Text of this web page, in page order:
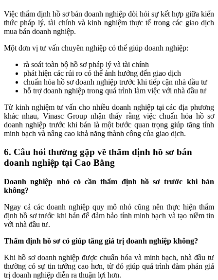
Việc thẩm định hồ sơ bán doanh nghiệp đòi hỏi sự kết hợp giữa kiến
thức pháp lý, tài chính và kinh nghiệm thực tế trong các giao dịch
mua bán doanh nghiệp.
Một đơn vị tư vấn chuyên nghiệp có thể giúp doanh nghiệp:
rà soát toàn bộ hồ sơ pháp lý và tài chính
phát hiện các rủi ro có thể ảnh hưởng đến giao dịch
chuẩn hóa hồ sơ doanh nghiệp trước khi tiếp cận nhà đầu tư
hỗ trợ doanh nghiệp trong quá trình làm việc với nhà đầu tư
Từ kinh nghiệm tư vấn cho nhiều doanh nghiệp tại các địa phương
khác nhau, Vinasc Group nhận thấy rằng việc chuẩn hóa hồ sơ
doanh nghiệp trước khi bán là một bước quan trọng giúp tăng tính
minh bạch và nâng cao khả năng thành công của giao dịch.
6. Câu hỏi thường gặp về thẩm định hồ sơ bán
doanh nghiệp tại Cao Bằng
Doanh nghiệp nhỏ có cần thẩm định hồ sơ trước khi bán
không?
Ngay cả các doanh nghiệp quy mô nhỏ cũng nên thực hiện thẩm
định hồ sơ trước khi bán để đảm bảo tính minh bạch và tạo niềm tin
với nhà đầu tư.
Thẩm định hồ sơ có giúp tăng giá trị doanh nghiệp không?
Khi hồ sơ doanh nghiệp được chuẩn hóa và minh bạch, nhà đầu tư
thường có sự tin tưởng cao hơn, từ đó giúp quá trình đàm phán giá
trị doanh nghiệp diễn ra thuận lợi hơn.